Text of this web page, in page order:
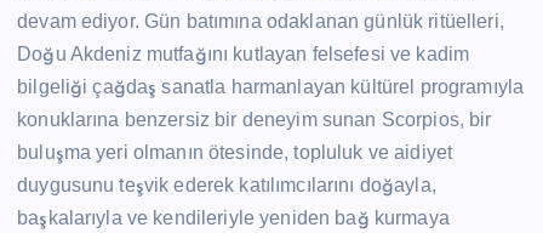
devam ediyor. Gün batımına odaklanan günlük ritüelleri,
Doğu Akdeniz mutfağını kutlayan felsefesi ve kadim
bilgeliği çağdaş sanatla harmanlayan kültürel programıyla
konuklarına benzersiz bir deneyim sunan Scorpios, bir
buluşma yeri olmanın ötesinde, topluluk ve aidiyet
duygusunu teşvik ederek katılımcılarını doğayla,
başkalarıyla ve kendileriyle yeniden bağ kurmaya